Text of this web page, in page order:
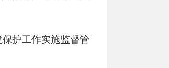
护工作实施监督管